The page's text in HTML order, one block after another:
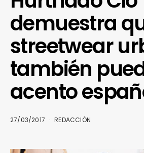
demuestra
streetwear
también
acento
27/03/2017 REDACCIÓN